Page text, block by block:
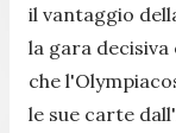
il vantaggio
la gara
che
le sue carte